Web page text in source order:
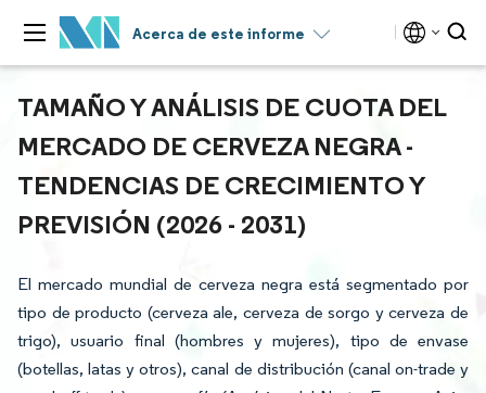
Acerca de este informe
TAMAÑO Y ANÁLISIS DE CUOTA DEL
MERCADO DE CERVEZA NEGRA -
TENDENCIAS DE CRECIMIENTO Y
PREVISIÓN (2026 - 2031)
El mercado mundial de cerveza negra está segmentado por
tipo de producto (cerveza ale, cerveza de sorgo y cerveza de
trigo), usuario final (hombres y mujeres), tipo de envase
(botellas, latas y otros), canal de distribución (canal on-trade y